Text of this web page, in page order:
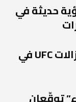
حديثة في
أنكالايف وغوسكوف يتصدران نزالات UFC في
توقّعان